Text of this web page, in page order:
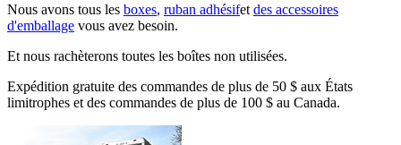
Nous avons tous les boxes, ruban adhésifet des accessoires
d'emballage vous avez besoin.
Et nous rachèterons toutes les boîtes non utilisées.
Expédition gratuite des commandes de plus de 50 $ aux États
limitrophes et des commandes de plus de 100 $ au Canada.